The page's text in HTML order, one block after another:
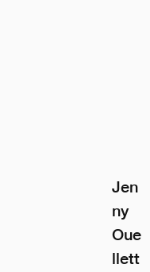
Jen
ny
Oue
llett